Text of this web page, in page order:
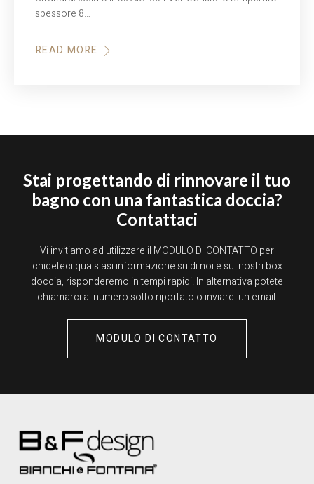
spessore 8…
READ MORE
Stai progettando di rinnovare il tuo
bagno con una fantastica doccia?
Contattaci
Vi invitiamo ad utilizzare il MODULO DI CONTATTO per
chideteci qualsiasi informazione su di noi e sui nostri box
doccia, risponderemo in tempi rapidi. In alternativa potete
chiamarci al numero sotto riportato o inviarci un email.
MODULO DI CONTATTO